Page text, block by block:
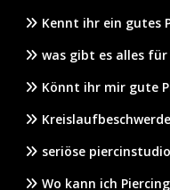
Kennt ihr ein gutes
was gibt es alles für
Könnt ihr mir gute
seriöse
Wo kann ich